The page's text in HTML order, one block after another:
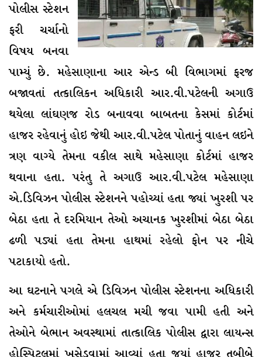
પોલીસ સ્ટેશન
ફરી ચર્ચાનો
વિષય બનવા
પામ્યું છે. મહેસાણાના આર એન્ડ બી વિભાગમાં ફરજ
બજાવતાં તત્કાલિકન અધિકારી આર.વી.પટેલની અગાઉ
થયેલા લાંઘણજ રોડ બનાવવા બાબતના કેસમાં કોર્ટમાં
હાજર રહેવાનું હોઇ જેથી આર.વી.પટેલ પોતાનું વાહન લઇને
ત્રણ વાગ્યે તેમના વકીલ સાથે મહેસાણા કોર્ટમાં હાજર
થવાના હતા. પરંતુ તે અગાઉ આર.વી.પટેલ મહેસાણા
એ.ડિવિઝન પોલીસ સ્ટેશનને પહોચ્યાં હતા જ્યાં ખુરશી પર
બેઠા હતા તે દરમિયાન તેઓ અચાનક ખુરશીમાં બેઠા બેઠા
ઢળી પડ્યાં હતા તેમના હાથમાં રહેલો ફોન પર નીચે
પટાકાયો હતો.
આ ઘટનાને પગલે એ ડિવિઝન પોલીસ સ્ટેશનના અધિકારી
અને કર્મચારીઓમાં હલચલ મચી જવા પામી હતી અને
તેઓને બેભાન અવસ્થામાં તાત્કાલિક પોલીસ દ્વારા લાયન્સ